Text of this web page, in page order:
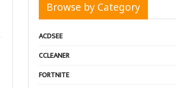
Browse by Category
ACDSEE
CCLEANER
FORTNITE